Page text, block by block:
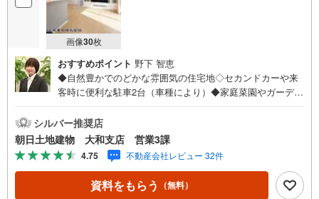
画像30枚
おすすめポイント 野下 智恵
◆自然豊かでのどかな雰囲気の住宅地◇セカンドカーや来
客時に便利な駐車2台（車種により）◆家庭菜園やガーデニ
らしが叶う角地の区画条件◆建物面積100平米以上、全室6
帖以上の大型プラン◇対面キッチンを採用した、家族の会
話が自然と弾むリビング。◆浴室テレビを楽しみながらゆ
ったり寛げるユニットバス◇16.5帖のLDKと6帖の和室を備
えた、ゆとりある1階フロア◆全室南向きの4LDK。陽当た
り・通風ともに良好です。◇室内は大変丁寧にお使いで
シルバー推奨店
朝日土地建物 大和支店 営業3課
4.75 不動産会社レビュー 32件
資料をもらう （無料）